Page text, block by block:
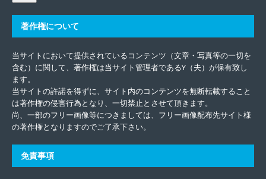
著作権について
当サイトにおいて提供されているコンテンツ（文章・写真等の一切を
含む）に関して、著作権は当サイト管理者であるY（夫）が保有致し
ます。
当サイトの許諾を得ずに、サイト内のコンテンツを無断転載すること
は著作権の侵害行為となり、一切禁止とさせて頂きます。
尚、一部のフリー画像等につきましては、フリー画像配布先サイト様
の著作権となりますのでご了承下さい。
免責事項